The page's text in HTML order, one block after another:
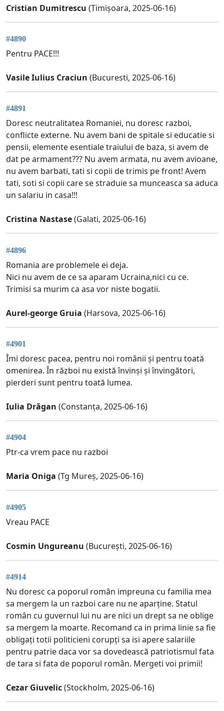
Cristian Dumitrescu (Timișoara, 2025-06-16)
#4890
Pentru PACE!!!
Vasile Iulius Craciun (Bucuresti, 2025-06-16)
#4891
Doresc neutralitatea Romaniei, nu doresc razboi,
conflicte externe. Nu avem bani de spitale si educatie si
pensii, elemente esentiale traiului de baza, si avem de
dat pe armament??? Nu avem armata, nu avem avioane,
nu avem barbati, tati si copii de trimis pe front! Avem
tati, soti si copii care se straduie sa munceasca sa aduca
un salariu in casa!!!
Cristina Nastase(Galati, 2025-06-16)
#4896
Romania are problemele ei deja.
Nici nu avem de ce sa aparam Ucraina,nici cu ce.
Trimisi sa murim ca asa vor niste bogatii.
Aurel-george Gruia (Harsova, 2025-06-16)
#4901
Îmi doresc pacea, pentru noi românii și pentru toată
omenirea. În război nu există învinși și învingători,
pierderi sunt pentru toată lumea.
Iulia Drăgan (Constanța, 2025-06-16)
#4904
Ptr-ca vrem pace nu razboi
Maria Oniga (Tg Mureș, 2025-06-16)
#4905
Vreau PACE
Cosmin Ungureanu (București, 2025-06-16)
#4914
Nu doresc ca poporul român impreuna cu familia mea
sa mergem la un razboi care nu ne aparține. Statul
român cu guvernul lui nu are nici un drept sa ne oblige
sa mergem la moarte. Recomand ca in prima linie sa fie
obligați totii politicieni corupți sa isi apere salariile
pentru patrie daca vor sa dovedească patriotismul fata
de tara si fata de poporul român. Mergeti voi primii!
Cezar Giuvelic(Stockholm, 2025-06-16)